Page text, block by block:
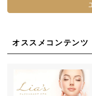
オススメコンテンツ